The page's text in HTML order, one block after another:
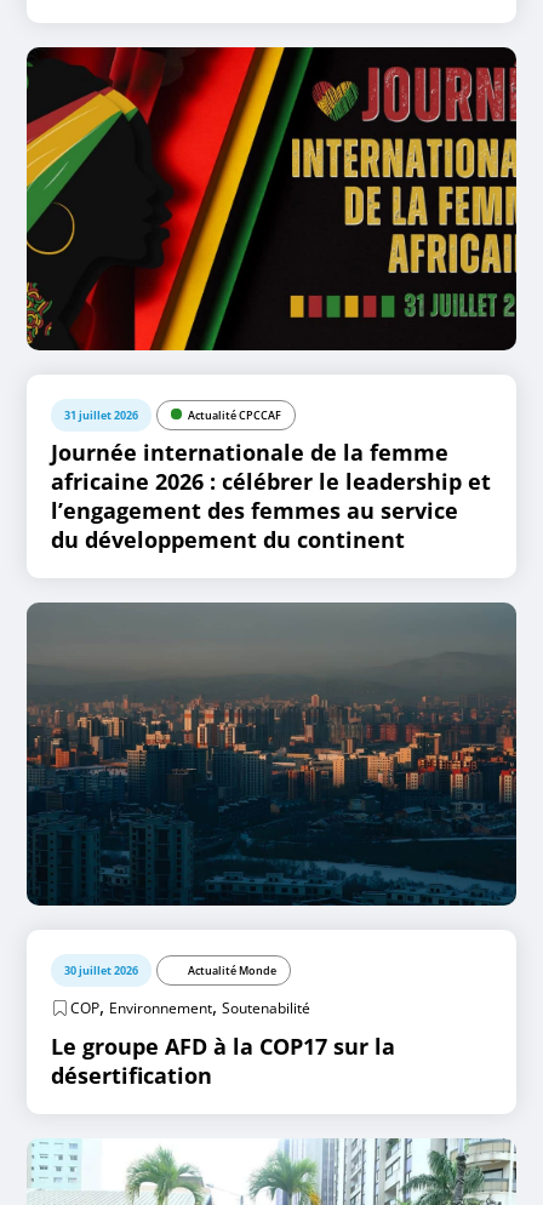
31 juillet 2026 Actualité CPCCAF
Journée internationale de la femme
africaine 2026 : célébrer le leadership et
l’engagement des femmes au service
du développement du continent
30 juillet 2026 Actualité Monde
COP, Environnement,Soutenabilité
Le groupe AFD à la COP17 sur la
désertification